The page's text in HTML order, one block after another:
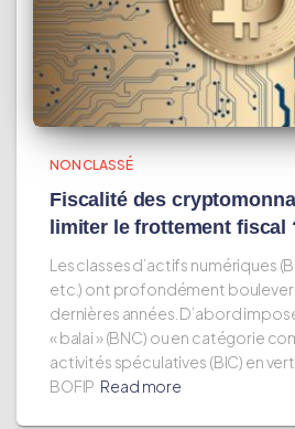
NON CLASSÉ
Fiscalité des
limiter le frottement fiscal
Les classes d’actifs numériques
etc.) ont profondément
dernières années. D’abord
« balai » (BNC) ou en catégorie
activités spéculatives (BIC) en
BOFIP Read more